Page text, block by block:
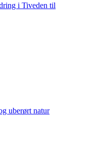
i Tiveden til
uberørt natur